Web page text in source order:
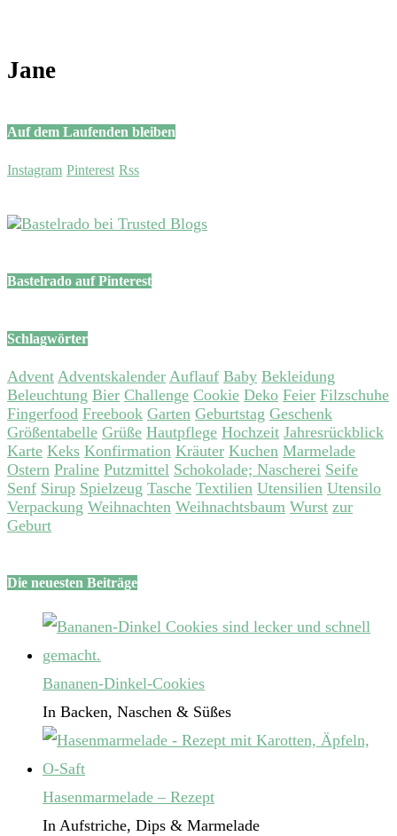
Jane
Auf dem Laufenden bleiben
Instagram Pinterest Rss
Bastelrado auf Pinterest
Schlagwörter
Advent Adventskalender Auflauf Baby Bekleidung
Beleuchtung Bier Challenge Cookie Deko Feier Filzschuhe
Fingerfood Freebook Garten Geburtstag Geschenk
Größentabelle Grüße Hautpflege Hochzeit Jahresrückblick
Karte Keks Konfirmation Kräuter Kuchen Marmelade
Ostern Praline Putzmittel Schokolade; Nascherei Seife
Senf Sirup Spielzeug Tasche Textilien Utensilien Utensilo
Verpackung Weihnachten Weihnachtsbaum Wurst zur
Geburt
Die neuesten Beiträge
Bananen-Dinkel-Cookies
In Backen, Naschen & Süßes
Hasenmarmelade – Rezept
In Aufstriche, Dips & Marmelade